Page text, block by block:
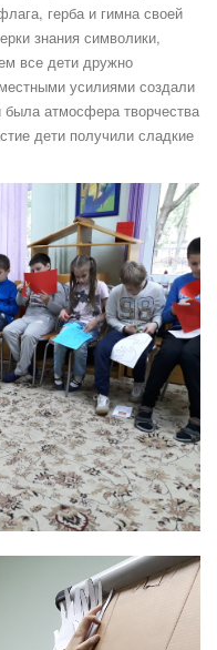
герба и гимна своей
знания символики,
все дети дружно
усилиями создали
атмосфера творчества
дети получили сладкие